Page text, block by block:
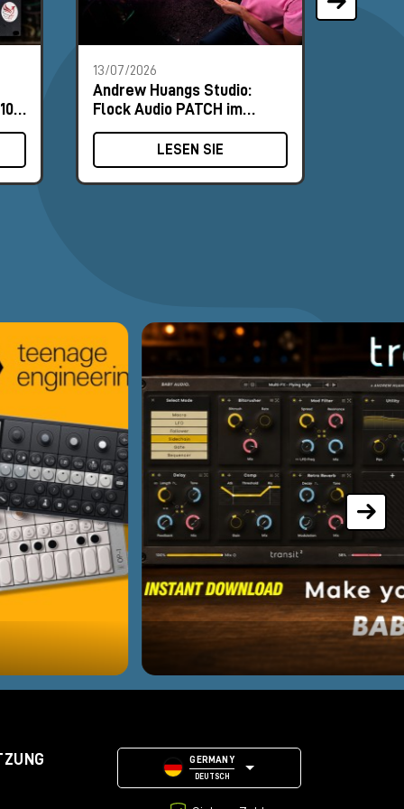
13/07/2026
Andrew Huangs Studio:
Flock Audio PATCH im
Zentrum des Routings
LESEN SIE
GERMANY
DEUTSCH